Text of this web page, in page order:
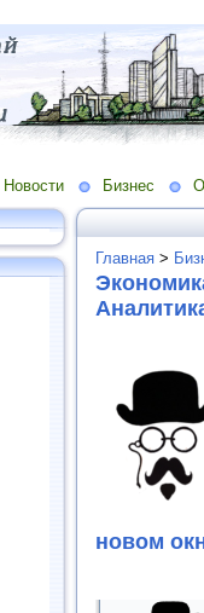
Новости Бизнес
Главная >
новом